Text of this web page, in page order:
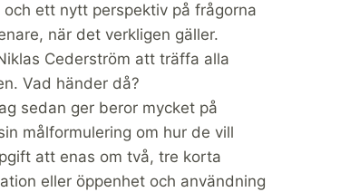
ett nytt perspektiv på frågorna
när det verkligen gäller.
Cederström att träffa alla
Vad händer då?
sedan ger beror mycket på
målformulering om hur de vill
att enas om två, tre korta
eller öppenhet och användning